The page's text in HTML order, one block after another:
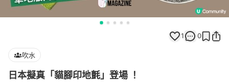
1 0
吹水
日本擬真「貓腳印地氈」登場 ！